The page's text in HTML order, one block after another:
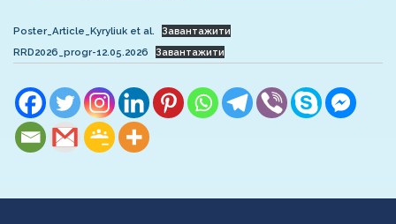
Poster_Аrticle_Kyryliuk et al.
Завантажити
RRD2026_progr-12.05.2026
Завантажити